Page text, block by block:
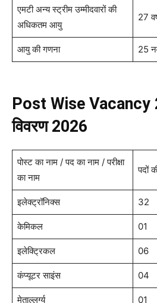
एमटी अन्य स्ट्रीम उम्मीदवारों की
अधिकतम आयु
27
आयु की गणना 25
Post Wise Vacancy
विवरण 2026
पोस्ट का नाम / पद का नाम / परीक्षा
का नाम
पदों
इलेक्ट्रॉनिक्स 32
केमिकल 01
इलेक्ट्रिकल 06
कंप्यूटर साइंस 04
मेताल्लुर्ग्य 01